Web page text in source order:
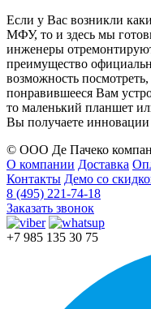
Если у Вас возникли
МФУ, то и здесь мы
инженеры
преимущество
возможность
понравившееся Вам
то маленький планшет
Вы получаете
© ООО Де Пачеко
О компании Доставка
Контакты Демо со
8 (495) 221-74-18
Заказать звонок
+7 985 135 30 75